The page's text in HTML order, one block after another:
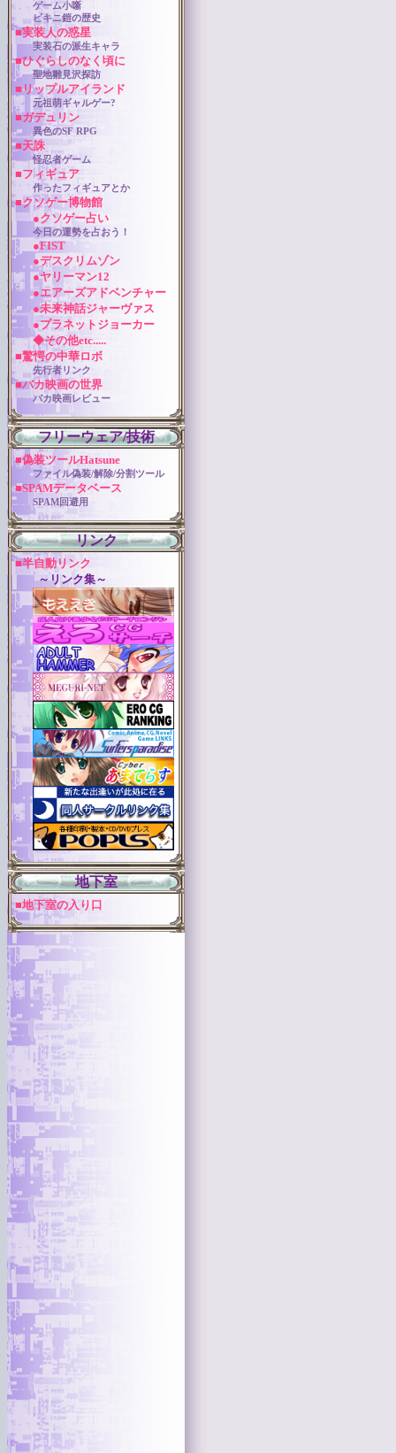
ゲーム小噺
ビキニ鎧の歴史
■実装人の惑星
実装石の派生キャラ
■ひぐらしのなく頃に
聖地雛見沢探訪
■リップルアイランド
元祖萌ギャルゲー?
■ガデュリン
異色のSF RPG
■天誅
怪忍者ゲーム
■フィギュア
作ったフィギュアとか
■クソゲー博物館
●クソゲー占い
今日の運勢を占おう！
●FIST
●デスクリムゾン
●ヤリーマン12
●エアーズアドベンチャー
●未来神話ジャーヴァス
●プラネットジョーカー
◆その他etc.....
■驚愕の中華ロボ
先行者リンク
■バカ映画の世界
バカ映画レビュー
フリーウェア/技術
■偽装ツールHatsune
ファイル偽装/解除/分割ツール
■SPAMデータベース
SPAM回避用
リンク
■半自動リンク
～リンク集～
地下室
■地下室の入り口